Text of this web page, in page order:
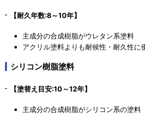
【耐久年数:8～10年】
主成分の合成樹脂がウレタン系塗料
アクリル塗料よりも耐候性・耐久性に
シリコン樹脂塗料
【塗替え目安:10～12年】
主成分の合成樹脂がシリコン系の塗料